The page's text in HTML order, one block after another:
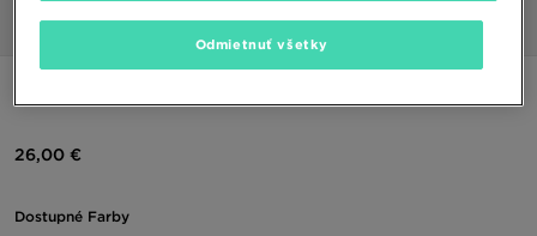
Obrázky Video
26,00 €
Dostupné Farby
Odmietnuť všetky